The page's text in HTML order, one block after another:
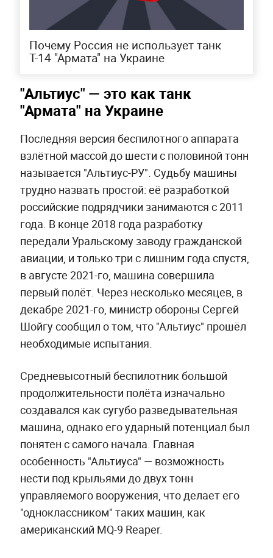
Почему Россия не использует танк
Т-14 "Армата" на Украине
"Альтиус" — это как танк
"Армата" на Украине
Последняя версия беспилотного аппарата
взлётной массой до шести с половиной тонн
называется "Альтиус-РУ". Судьбу машины
трудно назвать простой: её разработкой
российские подрядчики занимаются с 2011
года. В конце 2018 года разработку
передали Уральскому заводу гражданской
авиации, и только три с лишним года спустя,
в августе 2021-го, машина совершила
первый полёт. Через несколько месяцев, в
декабре 2021-го, министр обороны Сергей
Шойгу сообщил о том, что "Альтиус" прошёл
необходимые испытания.
Средневысотный беспилотник большой
продолжительности полёта изначально
создавался как сугубо разведывательная
машина, однако его ударный потенциал был
понятен с самого начала. Главная
особенность "Альтиуса" — возможность
нести под крыльями до двух тонн
управляемого вооружения, что делает его
"одноклассником" таких машин, как
американский MQ-9 Reaper.